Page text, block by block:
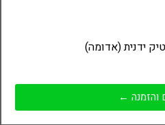
ידנית (אדומה)
והזמנה ←